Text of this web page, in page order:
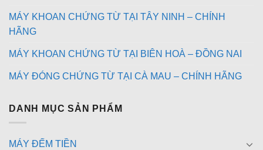
MÁY KHOAN CHỨNG TỪ TẠI TÂY NINH – CHÍNH
HÃNG
MÁY KHOAN CHỨNG TỪ TẠI BIÊN HOÀ – ĐỒNG NAI
MÁY ĐÓNG CHỨNG TỪ TẠI CÀ MAU – CHÍNH HÃNG
DANH MỤC SẢN PHẨM
MÁY ĐẾM TIỀN